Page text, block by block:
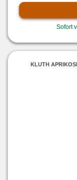
Sofort
KLUTH